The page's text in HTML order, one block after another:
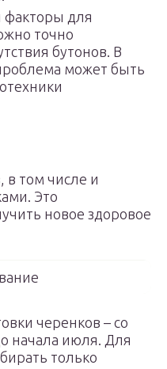
факторы для
точно
бутонов. В
может быть
в том числе и
Это
новое здоровое
черенков – со
начала июля. Для
только